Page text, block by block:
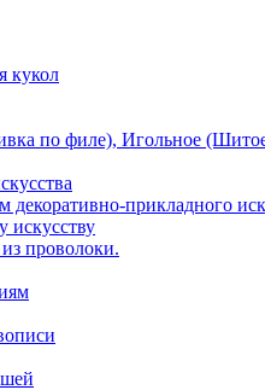
кукол
по филе), Игольное
прикладного
искусству
проволоки.